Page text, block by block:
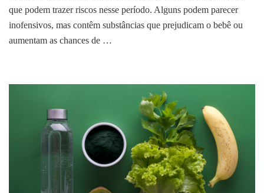
Grávidas
que podem trazer riscos nesse período. Alguns podem parecer
inofensivos, mas contêm substâncias que prejudicam o bebê ou
aumentam as chances de …